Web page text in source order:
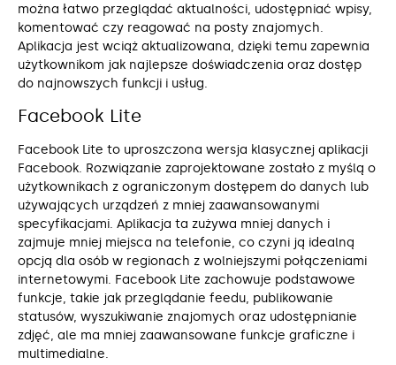
można łatwo przeglądać aktualności, udostępniać wpisy,
komentować czy reagować na posty znajomych.
Aplikacja jest wciąż aktualizowana, dzięki temu zapewnia
użytkownikom jak najlepsze doświadczenia oraz dostęp
do najnowszych funkcji i usług.
Facebook Lite
Facebook Lite to uproszczona wersja klasycznej aplikacji
Facebook. Rozwiązanie zaprojektowane zostało z myślą o
użytkownikach z ograniczonym dostępem do danych lub
używających urządzeń z mniej zaawansowanymi
specyfikacjami. Aplikacja ta zużywa mniej danych i
zajmuje mniej miejsca na telefonie, co czyni ją idealną
opcją dla osób w regionach z wolniejszymi połączeniami
internetowymi. Facebook Lite zachowuje podstawowe
funkcje, takie jak przeglądanie feedu, publikowanie
statusów, wyszukiwanie znajomych oraz udostępnianie
zdjęć, ale ma mniej zaawansowane funkcje graficzne i
multimedialne.